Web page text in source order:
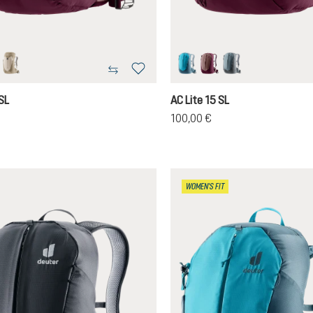
graphite
alu-greystone lagoon-atlantic
ashrose-cassis
shale-graphite
AC Lite 15 SL
100,00 €
WOMEN'S FIT